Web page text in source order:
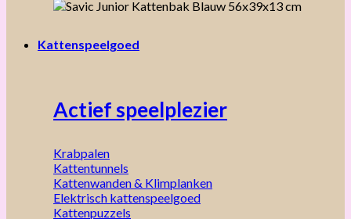
Kattenspeelgoed
Actief speelplezier
Krabpalen
Kattentunnels
Kattenwanden & Klimplanken
Elektrisch kattenspeelgoed
Kattenpuzzels